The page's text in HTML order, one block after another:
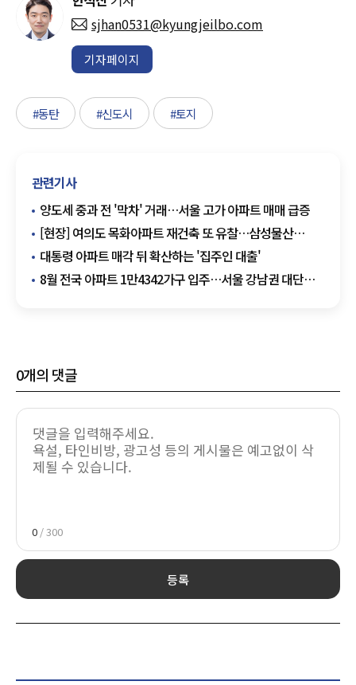
sjhan0531@kyungjeilbo.com
기자페이지
#동탄 #신도시 #토지
관련기사
양도세 중과 전 '막차' 거래…서울 고가 아파트 매매 급증
[현장] 여의도 목화아파트 재건축 또 유찰…삼성물산
무혈입성 청신호
대통령 아파트 매각 뒤 확산하는 '집주인 대출'
8월 전국 아파트 1만4342가구 입주…서울 강남권 대단지
0개의 댓글
0 / 300
등록